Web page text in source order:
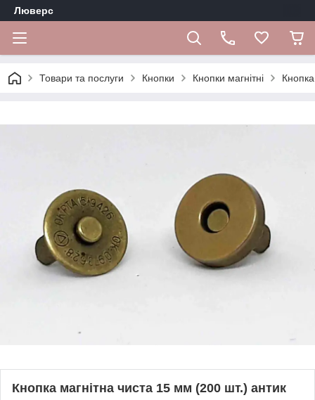
Люверс
Товари та послуги Кнопки Кнопки магнітні
Кнопка магнітна чиста 15 мм (200 шт.) антик